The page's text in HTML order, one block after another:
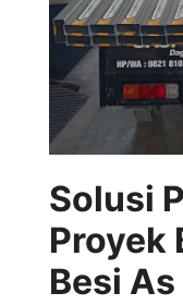
Solusi
Proyek
Besi